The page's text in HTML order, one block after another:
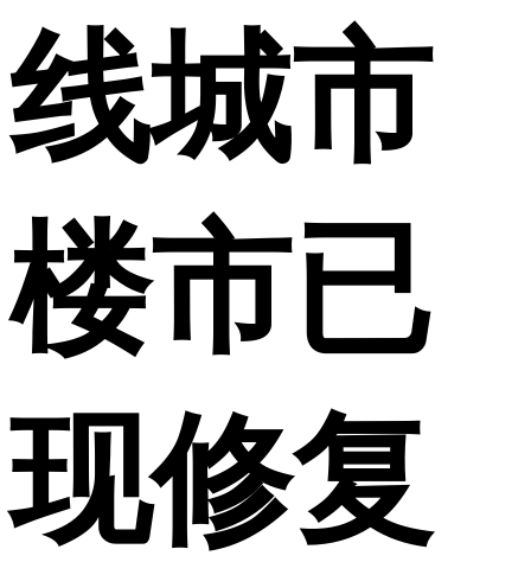
线城市
楼市已
现修复